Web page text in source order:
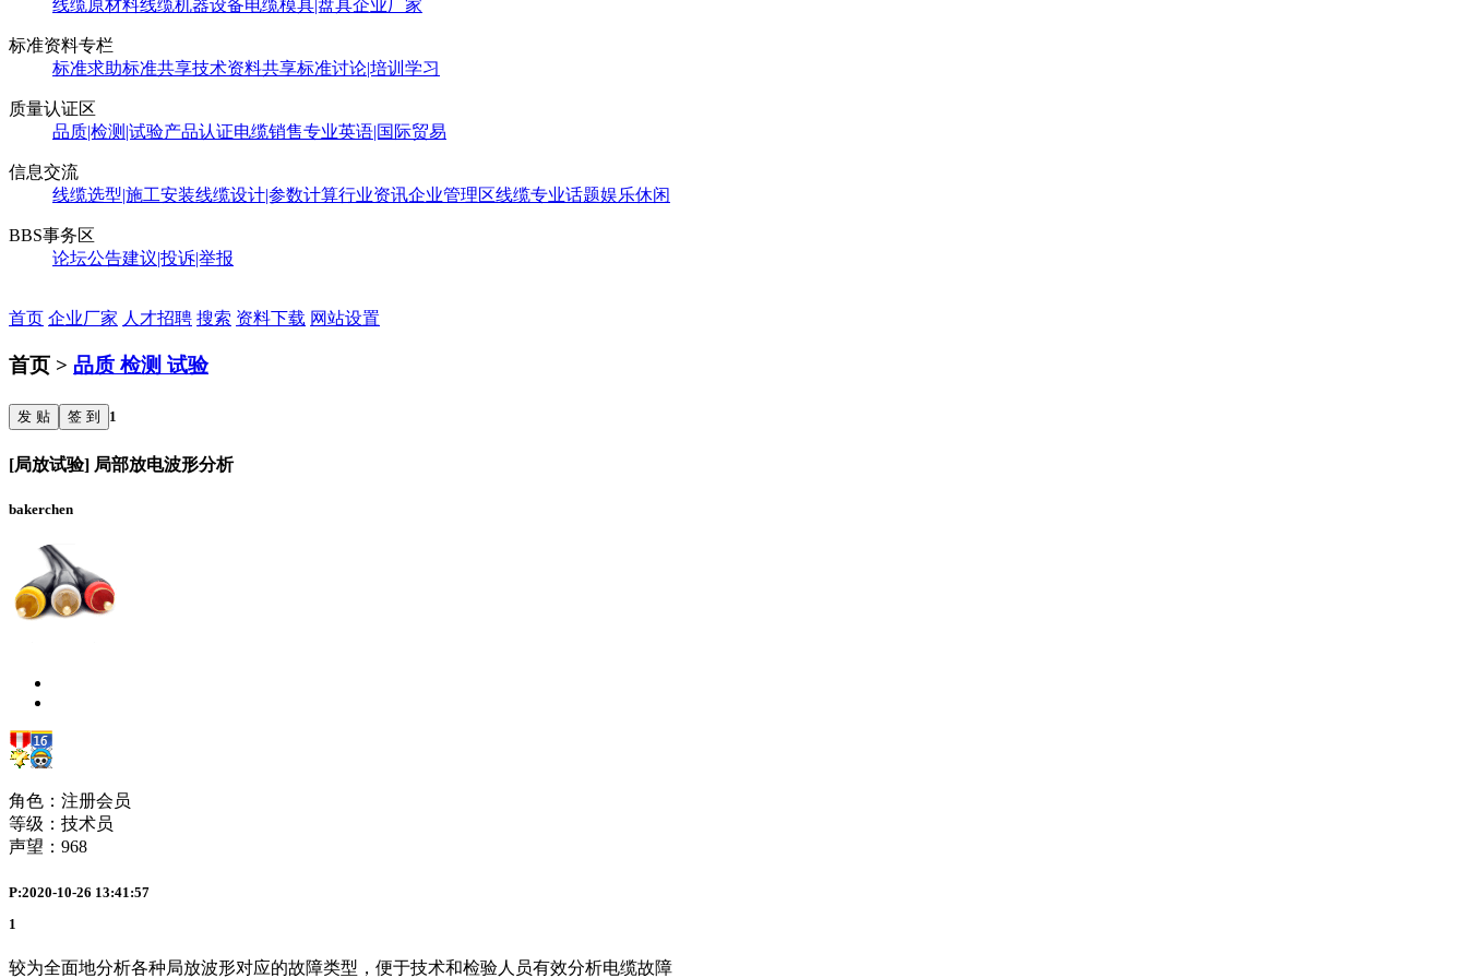
线缆原材料线缆机器设备电缆模具|盘具企业厂家
标准资料专栏
标准求助标准共享技术资料共享标准讨论|培训学习
质量认证区
品质|检测|试验产品认证电缆销售专业英语|国际贸易
信息交流
线缆选型|施工安装线缆设计|参数计算行业资讯企业管理区线缆专业话题娱乐休闲
BBS事务区
论坛公告建议|投诉|举报
首页 企业厂家 人才招聘 搜索 资料下载 网站设置
首页 > 品质 检测 试验
发 贴 签 到 1
[局放试验] 局部放电波形分析
bakerchen
角色：注册会员
等级：技术员
声望： 968
P:2020-10-26 13:41:57
1
较为全面地分析各种局放波形对应的故障类型，便于技术和检验人员有效分析电缆故障